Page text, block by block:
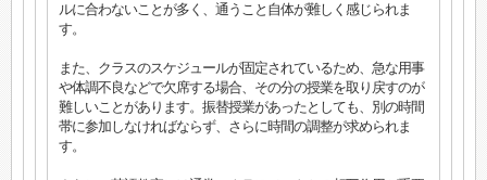
ルに合わないことが多く、通うこと自体が難しく感じられま
す。
また、クラスのスケジュールが固定されているため、急な用事
や体調不良などで欠席する場合、その分の授業を取り戻すのが
難しいことがあります。振替授業があったとしても、別の時間
帯に参加しなければならず、さらに時間の調整が求められま
す。